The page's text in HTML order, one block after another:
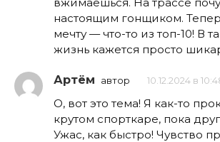
настоящим гонщиком.
мечту — что-то из топ-10! В
жизнь кажется просто
Артём автор 10.12.2024 в
О, вот это тема! Я как-то
крутом спорткаре, пока
Ужас, как быстро! Чувство